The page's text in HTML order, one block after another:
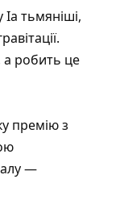
Ia тьмяніші,
а робить це
премію з
—